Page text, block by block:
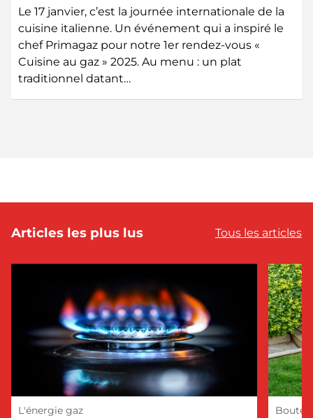
Le 17 janvier, c’est la journée internationale de la
cuisine italienne. Un événement qui a inspiré le
chef Primagaz pour notre 1er rendez-vous «
Cuisine au gaz » 2025. Au menu : un plat
traditionnel datant…
Articles les plus lus Tous les articles
L'énergie gaz